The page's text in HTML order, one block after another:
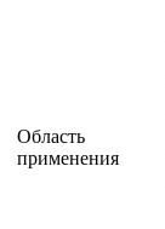
Область
применения